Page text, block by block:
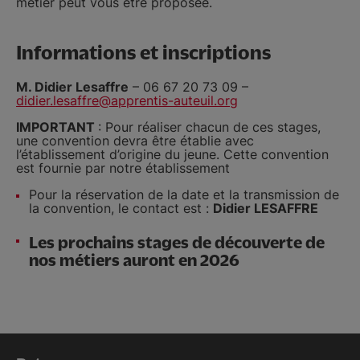
Informations et inscriptions
M. Didier Lesaffre – 06 67 20 73 09 –
didier.lesaffre@apprentis-auteuil.org
IMPORTANT : Pour réaliser chacun de ces stages,
une convention devra être établie avec
l’établissement d’origine du jeune. Cette convention
est fournie par notre établissement
Pour la réservation de la date et la transmission de
la convention, le contact est : Didier LESAFFRE
Les prochains stages de découverte de
nos métiers auront en 2026